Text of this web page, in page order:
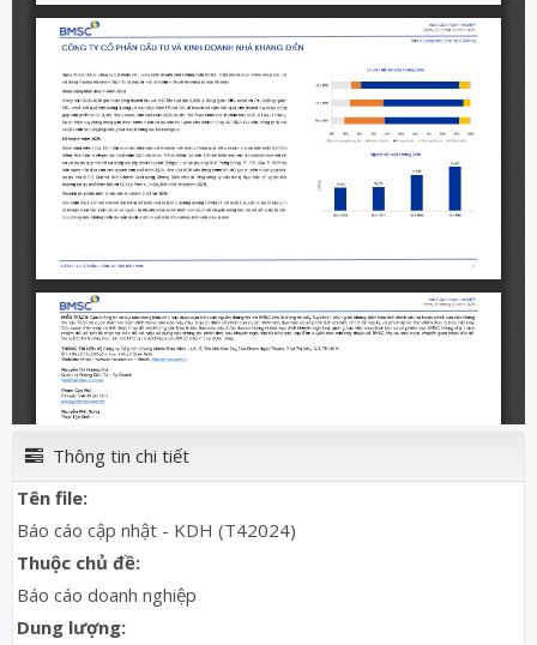
Thông tin chi tiết
Tên file:
Báo cáo cập nhật - KDH (T42024)
Thuộc chủ đề:
Báo cáo doanh nghiệp
Dung lượng: